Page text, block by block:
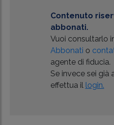
Contenuto
abbonati.
Vuoi consultarlo
Abbonati o
agente di fiducia.
Se invece sei già
effettua il login.